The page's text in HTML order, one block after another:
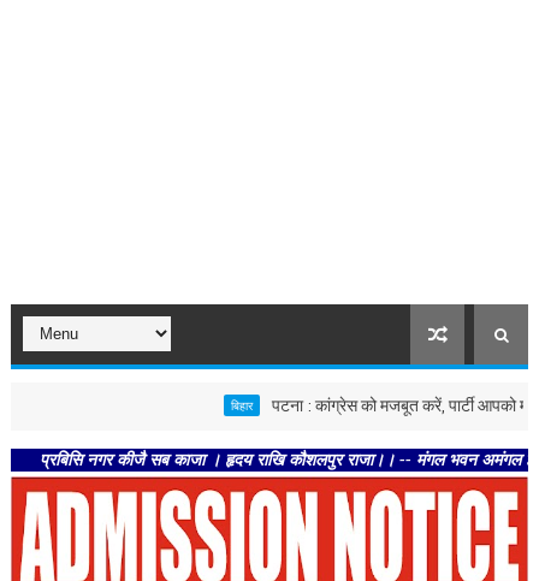
पटना : कांग्रेस को मजबूत करें, पार्टी आपको मजबूत करेगी
नगर कीजै सब काजा । हृदय राखि कौशलपुर राजा।। -- मंगल भवन अमंगल हारी। द्रवहु